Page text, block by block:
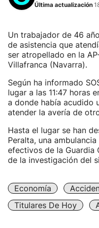
Última actualización
Un trabajador de 46
de asistencia que
ser atropellado en la
Villafranca (Navarra).
Según ha informado
lugar a las 11:47 horas
a donde había acudido
atender la avería de
Hasta el lugar se han
Peralta, una
efectivos de la Guardia
de la investigación del
Economía
Titulares De Hoy